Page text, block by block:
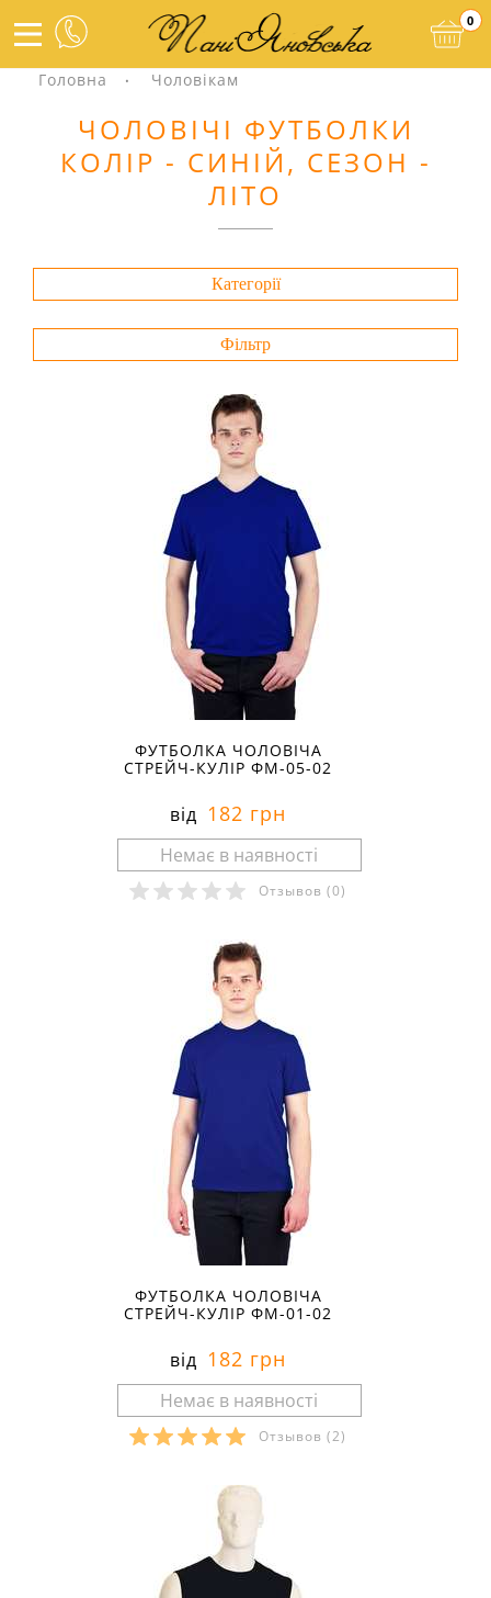
0
Головна Чоловікам
ЧОЛОВІЧІ ФУТБОЛКИ
КОЛІР - СИНІЙ, СЕЗОН -
ЛІТО
Категорії
Фільтр
ФУТБОЛКА ЧОЛОВІЧА
СТРЕЙЧ-КУЛІР ФМ-05-02
від 182 грн
Отзывов (0)
ФУТБОЛКА ЧОЛОВІЧА
СТРЕЙЧ-КУЛІР ФМ-01-02
від 182 грн
Отзывов (2)